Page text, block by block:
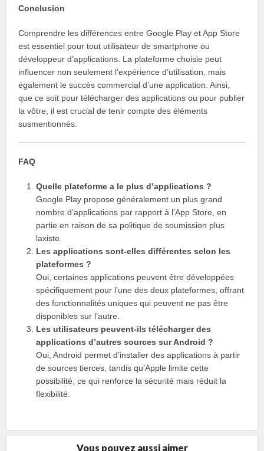
Conclusion
Comprendre les différences entre Google Play et App Store
est essentiel pour tout utilisateur de smartphone ou
développeur d’applications. La plateforme choisie peut
influencer non seulement l’expérience d’utilisation, mais
également le succès commercial d’une application. Ainsi,
que ce soit pour télécharger des applications ou pour publier
la vôtre, il est crucial de tenir compte des éléments
susmentionnés.
FAQ
Quelle plateforme a le plus d’applications ?
Google Play propose généralement un plus grand
nombre d’applications par rapport à l’App Store, en
partie en raison de sa politique de soumission plus
laxiste.
Les applications sont-elles différentes selon les
plateformes ?
Oui, certaines applications peuvent être développées
spécifiquement pour l’une des deux plateformes, offrant
des fonctionnalités uniques qui peuvent ne pas être
disponibles sur l’autre.
Les utilisateurs peuvent-ils télécharger des
applications d’autres sources sur Android ?
Oui, Android permet d’installer des applications à partir
de sources tierces, tandis qu’Apple limite cette
possibilité, ce qui renforce la sécurité mais réduit la
flexibilité.
Vous pouvez aussi aimer